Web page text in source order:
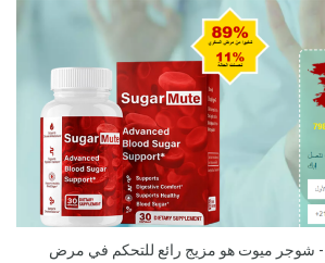
Sugar Mute Morocco - شوجر ميوت هو مزيج رائع للتحكم في مرض